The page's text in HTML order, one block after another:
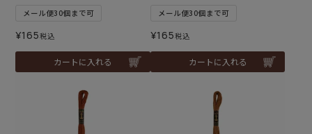
メール便30個まで可
¥165税込
カートに入れる
メール便30個まで可
¥165税込
カートに入れる